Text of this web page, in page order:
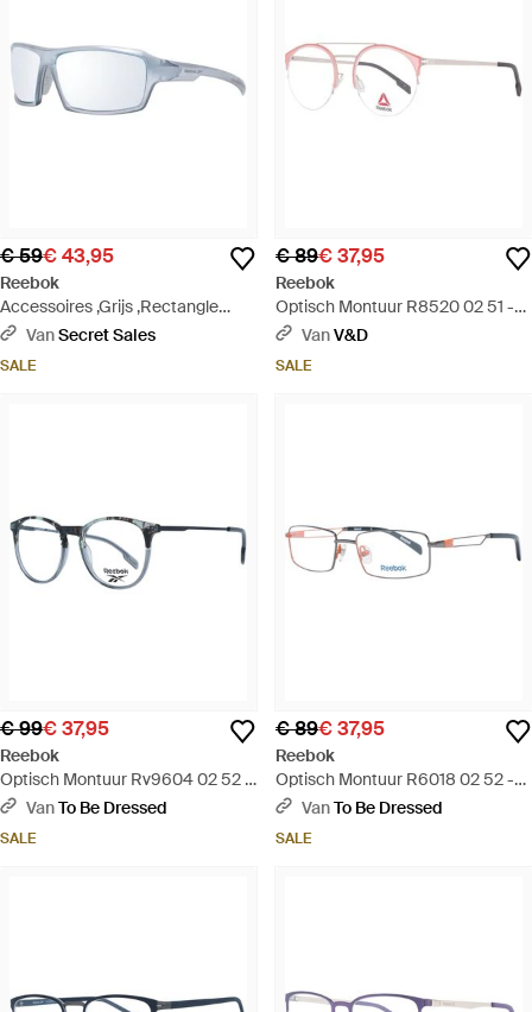
€ 59€ 43,95
Reebok
Accessoires ,Grijs ,Rectangle
Zonnebrillen - Blauw
VanSecret Sales
SALE
€ 89€ 37,95
Reebok
Optisch Montuur R8520 02 51 -
Metallic
VanV&D
SALE
€ 99€ 37,95
Reebok
Optisch Montuur Rv9604 02 52 -
Metallic
VanTo Be Dressed
SALE
€ 89€ 37,95
Reebok
Optisch Montuur R6018 02 52 -
Metallic
VanTo Be Dressed
SALE